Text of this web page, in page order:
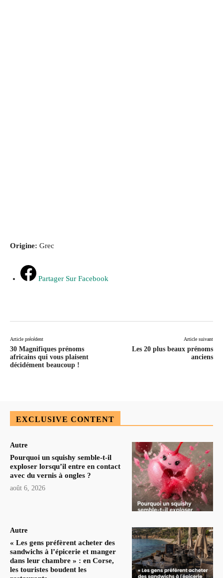
Origine: Grec
Partager Sur Facebook
Article précédent
30 Magnifiques prénoms
africains qui vous plaisent
décidément beaucoup !
Article suivant
Les 20 plus beaux prénoms
anciens
EXCLUSIVE CONTENT
Autre
Pourquoi un squishy semble-t-il
exploser lorsqu’il entre en contact
avec du vernis à ongles ?
août 6, 2026
Autre
« Les gens préfèrent acheter des
sandwichs à l’épicerie et manger
dans leur chambre » : en Corse,
les touristes boudent les